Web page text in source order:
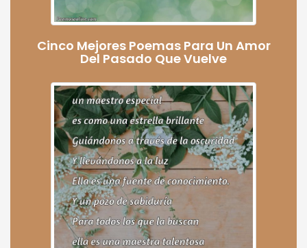
Cinco Mejores Poemas Para Un Amor
Del Pasado Que Vuelve